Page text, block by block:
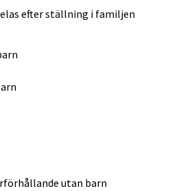
efter ställning i familjen
utan barn